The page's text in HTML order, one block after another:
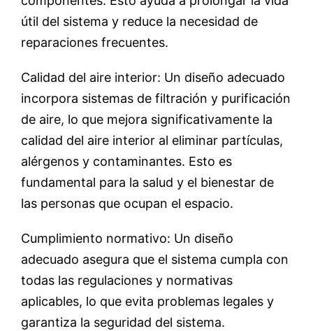
útil del sistema y reduce la necesidad de
reparaciones frecuentes.
Calidad del aire interior: Un diseño adecuado
incorpora sistemas de filtración y purificación
de aire, lo que mejora significativamente la
calidad del aire interior al eliminar partículas,
alérgenos y contaminantes. Esto es
fundamental para la salud y el bienestar de
las personas que ocupan el espacio.
Cumplimiento normativo: Un diseño
adecuado asegura que el sistema cumpla con
todas las regulaciones y normativas
aplicables, lo que evita problemas legales y
garantiza la seguridad del sistema.